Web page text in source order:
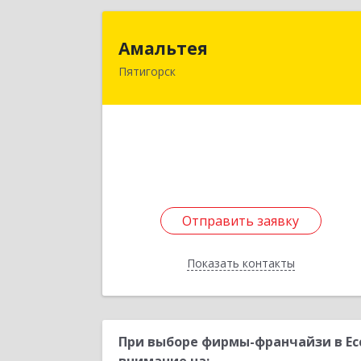
Амальтея
Пятигорск
Отправить заявку
Показать контакты
357500, Ставропольский край,
Отправить заявку
Назад
При выборе фирмы-франчайзи в